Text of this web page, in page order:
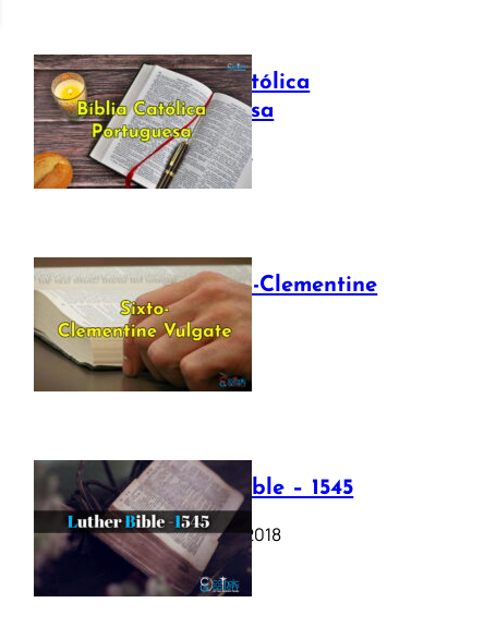
Bíblia Católica
Portuguesa
July 16, 2025
The Sixto-Clementine
Vulgate
July 12, 2025
Luther Bible – 1545
October 17, 2018